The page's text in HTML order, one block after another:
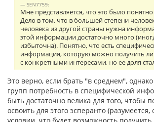
SEN7759:
Мне представляется, что это было понятно
Дело в том, что в большей степени
человека из другой страны нужна
этой информации достаточно много
избыточна). Понятно, что есть
информация, которую можно получить
с конкретными интересами, но ее доля
Это верно, если брать "в среднем",
групп потребность в специфической
быть достаточно велика для того, чтобы
освоить для этого эсперанто (разумеется,
условии, что будет возможность получить